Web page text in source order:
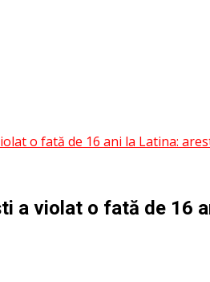
o fată de 16 ani la Latina:
a violat o fată de 16